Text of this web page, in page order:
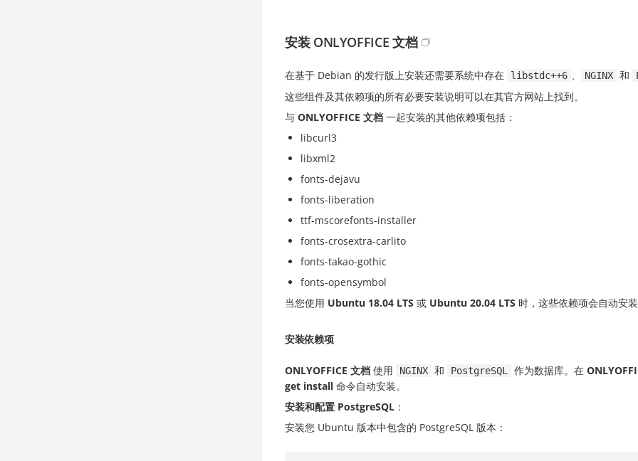
安装 ONLYOFFICE 文档
在基于 Debian 的发行版上安装还需要系统中存在 libstdc++6 、 NGINX 和
这些组件及其依赖项的所有必要安装说明可以在其官方网站上找到。
与 ONLYOFFICE 文档 一起安装的其他依赖项包括：
libcurl3
libxml2
fonts-dejavu
fonts-liberation
ttf-mscorefonts-installer
fonts-crosextra-carlito
fonts-takao-gothic
fonts-opensymbol
当您使用 Ubuntu 18.04 LTS 或 Ubuntu 20.04 LTS 时，这些依赖项会自动安装
安装依赖项
ONLYOFFICE 文档 使用 NGINX 和 PostgreSQL 作为数据库。在
get install 命令自动安装。
安装和配置 PostgreSQL ：
安装您 Ubuntu 版本中包含的 PostgreSQL 版本：